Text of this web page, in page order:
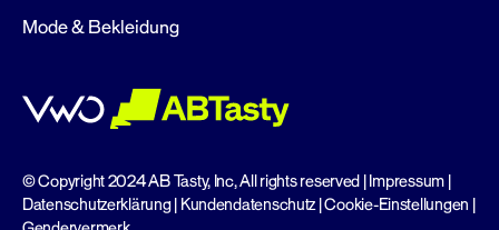
Mode & Bekleidung
© Copyright 2024 AB Tasty, Inc, All rights reserved |Impressum |
Datenschutzerklärung| Kundendatenschutz|Cookie-Einstellungen |